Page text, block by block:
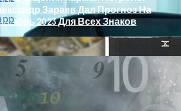
Зараев Дал Прогноз На
2023 Для Всех Знаков